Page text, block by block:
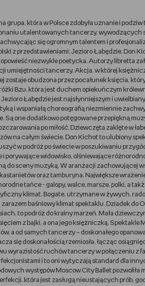
grupa, która w Polsce zdobyła uznanie i
utalentowanych tancerzy, wywodzących
się ogromnym talentem i
z przedstawieniami: Jezioro Łabędzie, Don
niezwykle poetycka. Autorzy libretta
umiejętności tancerzy. Akcja, w której
zostaje obudzona przez pocałunek księcia,
Bzu, która jest duchem opiekuńczym
Łabędzie jest najsłynniejszym i
i wspaniałą choreografią niezmiennie
Są one dodatkowo potęgowane przepiękną
po miłość. Dziewczęta zaklęte w
na całym świecie. Don Kichot to ulubiony
w podróż po świecie w poszukiwaniu
porywające widowisko, olśniewające
do sceny muzyką. W aranżacji zachowującej
oraz tamburyna. Największe
tańce - galopy, walce, marsze, polki, a
klimat. Bogate, utrzymane w żywych,
baśniowy klimat spektaklu. Dziadek do
to podróż do krainy marzeń. Mała
z bajki, a ona jego księżniczką. Spektakle
a od samych tancerzy – doskonałego
się doskonałością rzemiosła, łącząc
wyrazistość ruchów tancerzy w połączeniu z
i to oni wytyczają standard dla
występów Moscow City Ballet pozwoliła
która jest zasługą nieustających prób,